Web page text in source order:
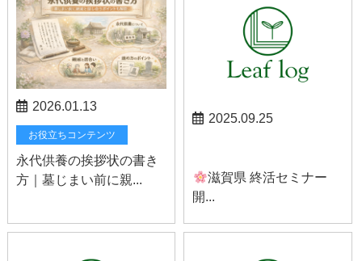
2026.01.13
お役立ちコンテンツ
永代供養の挨拶状の書き
方｜墓じまい前に親...
2025.09.25
滋賀県 終活セミナー
開...